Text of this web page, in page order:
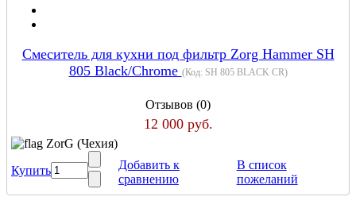
Смеситель для кухни под фильтр Zorg Hammer SH
805 Black/Chrome (Код: SH 805 BLACK CR)
Отзывов (0)
12 000 руб.
ZorG (Чехия)
Купить
Добавить к
сравнению
В список
пожеланий